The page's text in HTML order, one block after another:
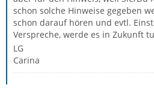
schon solche Hinweise gegeben
schon darauf hören und evtl.
Verspreche, werde es in Zukunft
LG
Carina